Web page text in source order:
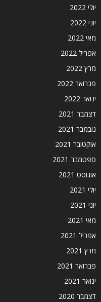
יולי 2022
יוני 2022
מאי 2022
אפריל 2022
מרץ 2022
פברואר 2022
ינואר 2022
דצמבר 2021
נובמבר 2021
אוקטובר 2021
ספטמבר 2021
אוגוסט 2021
יולי 2021
יוני 2021
מאי 2021
אפריל 2021
מרץ 2021
פברואר 2021
ינואר 2021
דצמבר 2020